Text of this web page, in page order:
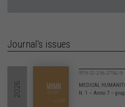
Journal's issues
2026
979-12-218-2756-9
MEDICAL
N. 1 – Anno 7 –